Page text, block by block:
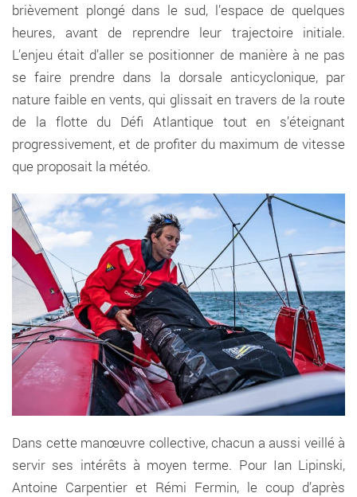
brièvement plongé dans le sud, l’espace de quelques
heures, avant de reprendre leur trajectoire initiale.
L’enjeu était d’aller se positionner de manière à ne pas
se faire prendre dans la dorsale anticyclonique, par
nature faible en vents, qui glissait en travers de la route
de la flotte du Défi Atlantique tout en s’éteignant
progressivement, et de profiter du maximum de vitesse
que proposait la météo.
Dans cette manœuvre collective, chacun a aussi veillé à
servir ses intérêts à moyen terme. Pour Ian Lipinski,
Antoine Carpentier et Rémi Fermin, le coup d’après